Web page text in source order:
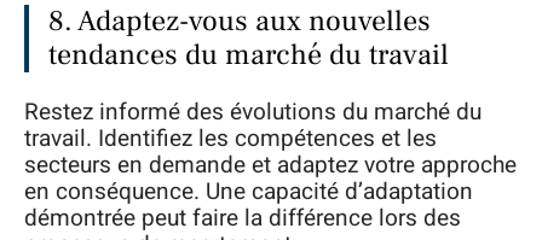
8. Adaptez-vous aux nouvelles
tendances du marché du travail
Restez informé des évolutions du marché du
travail. Identifiez les compétences et les
secteurs en demande et adaptez votre approche
en conséquence. Une capacité d’adaptation
démontrée peut faire la différence lors des